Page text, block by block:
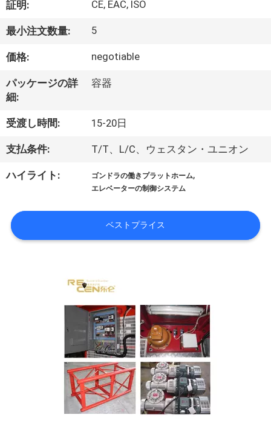
ト
私
に
つ
い
て
工
場
証明: CE, EAC, ISO
最小注文数量: 5
価格: negotiable
パッケージの詳
細:
容器
受渡し時間: 15-20日
支払条件: T/T、L/C、ウェスタン・ユニオン
ハイライト: ゴンドラの働きプラットホーム,
エレベーターの制御システム
ベストプライス